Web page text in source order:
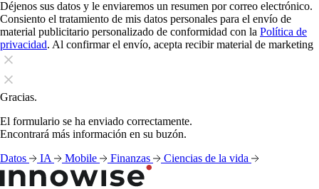
Déjenos sus datos y le enviaremos un resumen por correo electrónico.
Consiento el tratamiento de mis datos personales para el envío de
material publicitario personalizado de conformidad con la Política de
privacidad. Al confirmar el envío, acepta recibir material de marketing
Gracias.
El formulario se ha enviado correctamente.
Encontrará más información en su buzón.
Datos
IA Mobile Finanzas Ciencias de la vida